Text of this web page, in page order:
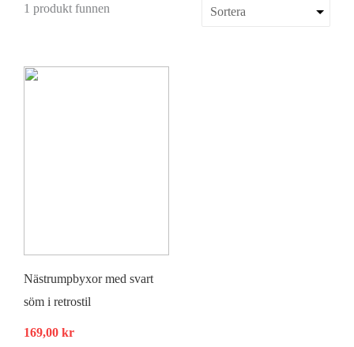
1 produkt funnen
Nästrumpbyxor med svart
söm i retrostil
169,00 kr